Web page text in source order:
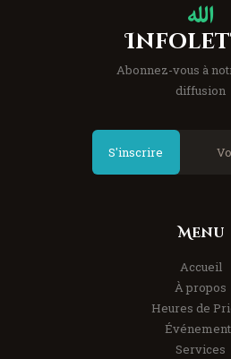
Abonnez-vous à
diffusion
S'inscrire
Menu
Accueil
À propos
Heures de
Services